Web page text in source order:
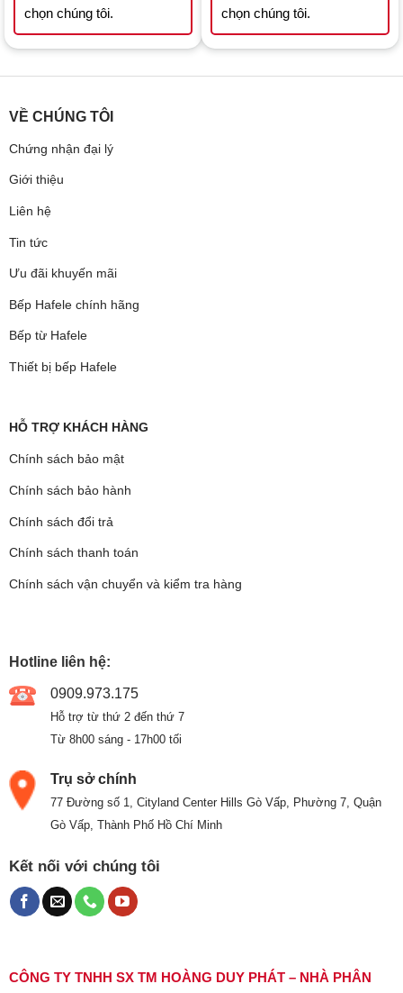
chọn chúng tôi.
chọn chúng tôi.
VỀ CHÚNG TÔI
Chứng nhận đại lý
Giới thiệu
Liên hệ
Tin tức
Ưu đãi khuyến mãi
Bếp Hafele chính hãng
Bếp từ Hafele
Thiết bị bếp Hafele
HỖ TRỢ KHÁCH HÀNG
Chính sách bảo mật
Chính sách bảo hành
Chính sách đổi trả
Chính sách thanh toán
Chính sách vận chuyển và kiểm tra hàng
Hotline liên hệ:
0909.973.175
Hỗ trợ từ thứ 2 đến thứ 7
Từ 8h00 sáng - 17h00 tối
Trụ sở chính
77 Đường số 1, Cityland Center Hills Gò Vấp, Phường 7, Quận
Gò Vấp, Thành Phố Hồ Chí Minh
Kết nối với chúng tôi
CÔNG TY TNHH SX TM HOÀNG DUY PHÁT – NHÀ PHÂN